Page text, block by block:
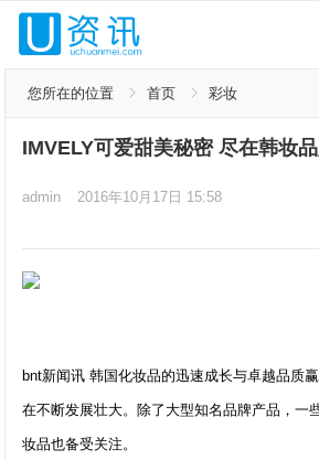
您所在的位置 首页 彩妆
IMVELY可爱甜美秘密 尽在韩妆
admin 2016年10月17日 15:58
bnt新闻讯 韩国化妆品的迅速成长与卓越品质
在不断发展壮大。除了大型知名品牌产品，一
妆品也备受关注。